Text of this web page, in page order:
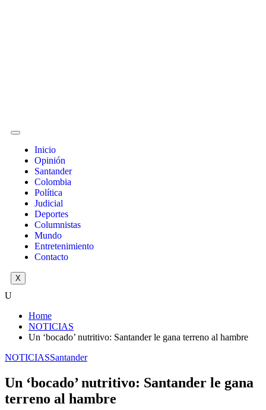
Inicio
Opinión
Santander
Colombia
Política
Judicial
Deportes
Columnistas
Mundo
Entretenimiento
Contacto
X
U
Home
NOTICIAS
Un ‘bocado’ nutritivo: Santander le gana terreno al hambre
NOTICIASSantander
Un ‘bocado’ nutritivo: Santander le gana
terreno al hambre